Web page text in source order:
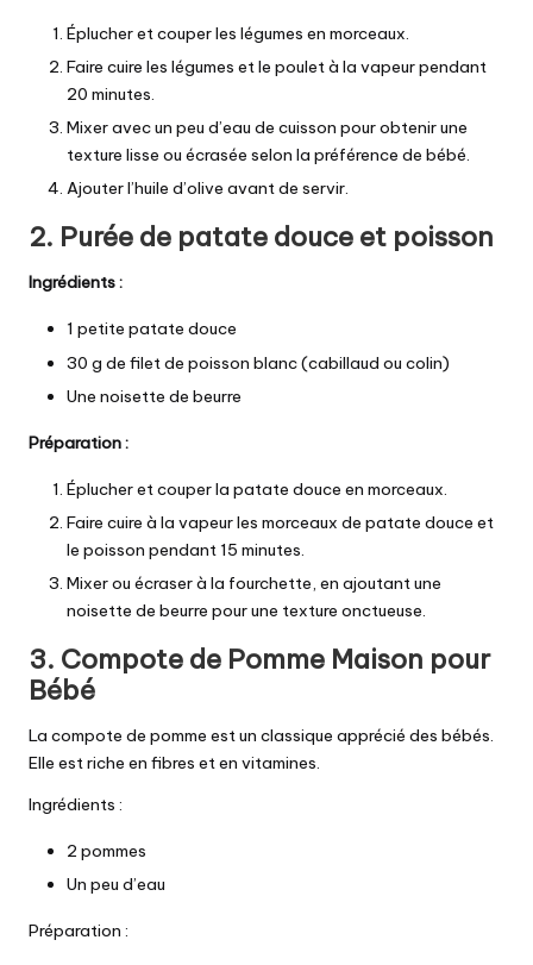
Éplucher et couper les légumes en morceaux.
Faire cuire les légumes et le poulet à la vapeur pendant
20 minutes.
Mixer avec un peu d’eau de cuisson pour obtenir une
texture lisse ou écrasée selon la préférence de bébé.
Ajouter l’huile d’olive avant de servir.
2. Purée de patate douce et poisson
Ingrédients :
1 petite patate douce
30 g de filet de poisson blanc (cabillaud ou colin)
Une noisette de beurre
Préparation :
Éplucher et couper la patate douce en morceaux.
Faire cuire à la vapeur les morceaux de patate douce et
le poisson pendant 15 minutes.
Mixer ou écraser à la fourchette, en ajoutant une
noisette de beurre pour une texture onctueuse.
3. Compote de Pomme Maison pour
Bébé
La compote de pomme est un classique apprécié des bébés.
Elle est riche en fibres et en vitamines.
Ingrédients :
2 pommes
Un peu d’eau
Préparation :